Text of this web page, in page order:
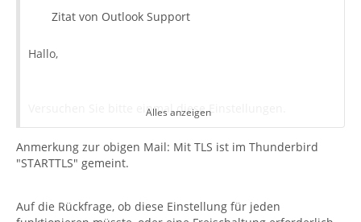
Zitat von Outlook Support
Hallo,
Versuchen Sie bitte einmal diese Einstellungen.
IMAP-Posteingangsserver: outlook.office365.com
IMAP-Port: 993
Alles anzeigen
Anmerkung zur obigen Mail: Mit TLS ist im Thunderbird
"STARTTLS" gemeint.
Auf die Rückfrage, ob diese Einstellung für jeden